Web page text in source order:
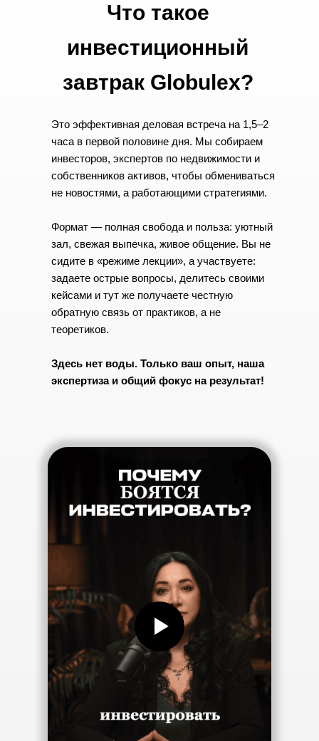
Что такое
инвестиционный
завтрак Globulex?
Это эффективная деловая встреча на 1,5–2
часа в первой половине дня. Мы собираем
инвесторов, экспертов по недвижимости и
собственников активов, чтобы обмениваться
не новостями, а работающими стратегиями.
Формат — полная свобода и польза: уютный
зал, свежая выпечка, живое общение. Вы не
сидите в «режиме лекции», а участвуете:
задаете острые вопросы, делитесь своими
кейсами и тут же получаете честную
обратную связь от практиков, а не
теоретиков.
Здесь нет воды. Только ваш опыт, наша
экспертиза и общий фокус на результат!